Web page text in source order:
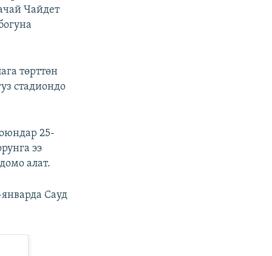
Чайдет
төрттөн
стадиондо
25-
ээ
алат.
Сауд